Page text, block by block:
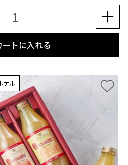
ートに入れる
テル